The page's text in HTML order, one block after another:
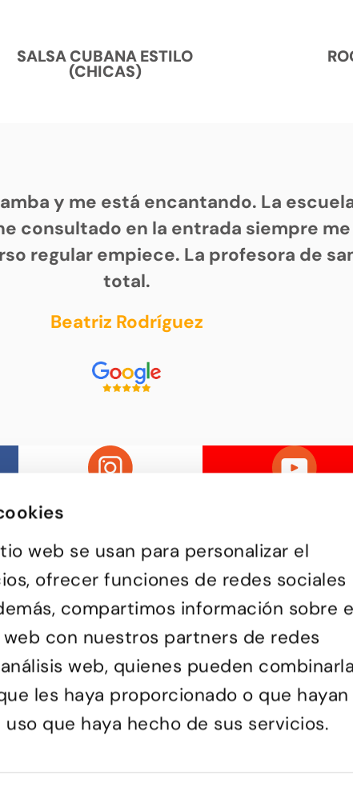
web se usan para personalizar el
ofrecer funciones de redes sociales
compartimos información sobre
con nuestros partners de redes
web, quienes pueden combinarla
les haya proporcionado o que hayan
que haya hecho de sus servicios.
SALSA CUBANA ESTILO
(CHICAS)
y me está encantando. La
consultado en la entrada siempre
regular empiece. La profesora de
total.
Beatriz Rodríguez
de Barcelona,
todas las edades
a bailar y
de pasarlo bien y
Passatge d'Utset, 11-13
932 471 602/680 455 807